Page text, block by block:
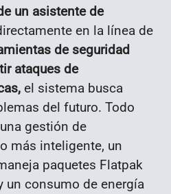
un asistente de
en la línea de
de seguridad
ataques de
el sistema busca
del futuro. Todo
gestión de
más inteligente, un
paquetes Flatpak
un consumo de energía